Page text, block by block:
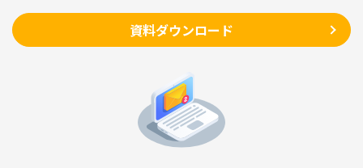
資料ダウンロード